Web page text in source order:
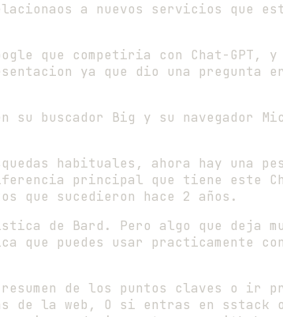
a nuevos servicios que
que competiria con Chat-GPT, y
ya que dio una pregunta
su buscador Big y su navegador
habituales, ahora hay una
principal que tiene este
que sucedieron hace 2 años.
de Bard. Pero algo que deja
que puedes usar practicamente
de los puntos claves o ir
de la web, O si entras en sstack